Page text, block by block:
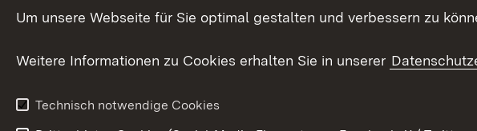
Bürgerreferent
Karriere
Behinderungen
Bürgerengagement
Um unsere Webseite für Sie optimal gestalten und verbessern zu
Weitere Informationen zu Cookies erhalten Sie in unserer
Technisch notwendige Cookies